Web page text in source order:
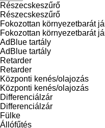
Részecskeszűrő
Részecskeszűrő
Fokozottan környezetbarát
Fokozottan környezetbarát
AdBlue tartály
AdBlue tartály
Retarder
Retarder
Központi kenés/olajozás
Központi kenés/olajozás
Differenciálzár
Differenciálzár
Fülke
Állófűtés